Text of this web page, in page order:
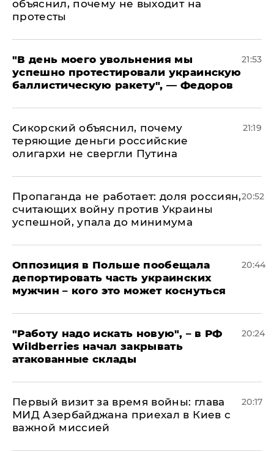
объяснил, почему не выходит на
протесты
​"В день моего увольнения мы
успешно протестировали украинскую
баллистическую ракету", — Федоров
21:53
Сикорский объяснил, почему
теряющие деньги российские
олигархи не свергли Путина
21:19
​Пропаганда не работает: доля россиян,
считающих войну против Украины
успешной, упала до минимума
20:52
Оппозиция в Польше пообещала
депортировать часть украинских
мужчин – кого это может коснуться
20:44
"Работу надо искать новую", – в РФ
Wildberries начал закрывать
атакованные склады
20:24
Первый визит за время войны: глава
МИД Азербайджана приехал в Киев с
важной миссией
20:17